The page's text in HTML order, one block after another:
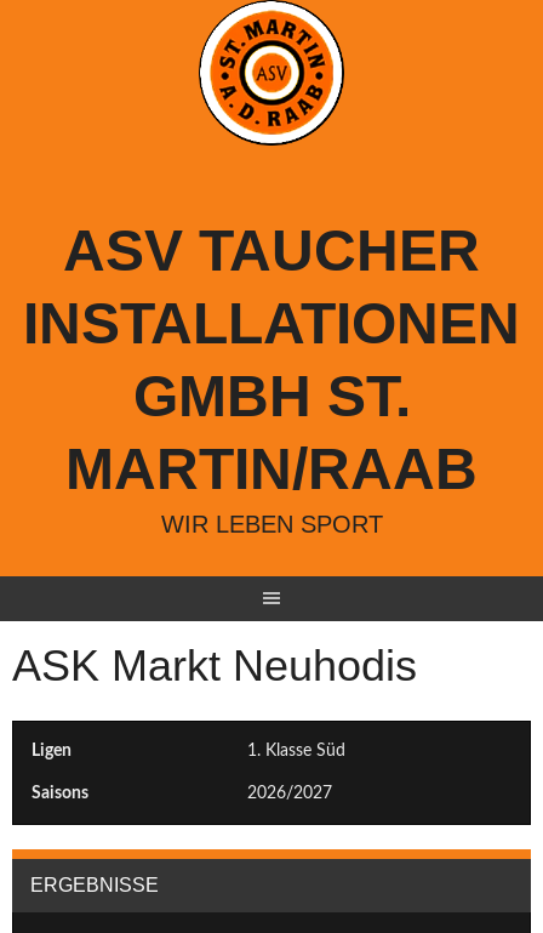
ASV TAUCHER
INSTALLATIONEN
GMBH ST.
MARTIN/RAAB
WIR LEBEN SPORT
ASK Markt Neuhodis
Ligen 1. Klasse Süd
Saisons 2026/2027
ERGEBNISSE